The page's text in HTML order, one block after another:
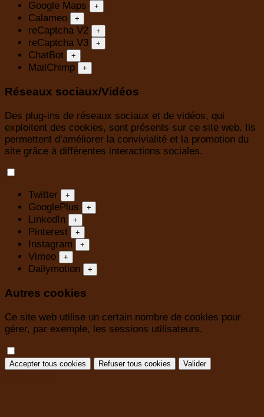
Google Maps +
Calameo +
reCaptcha V2 +
reCaptcha V3 +
ChatBot +
MailChimp +
Réseaux sociaux/Vidéos
Des plug-ins de réseaux sociaux et de vidéos, qui
exploitent des cookies, sont présents sur ce site web. Ils
permettent d’améliorer la convivialité et la promotion du
site grâce à différentes interactions sociales.
Twitter +
GooglePlus +
LinkedIn +
Pinterest +
Instagram +
Vimeo +
Dailymotion +
Autres cookies
Ce site web utilise un certain nombre de cookies pour
gérer, par exemple, les sessions utilisateurs.
Accepter tous cookies Refuser tous cookies Valider